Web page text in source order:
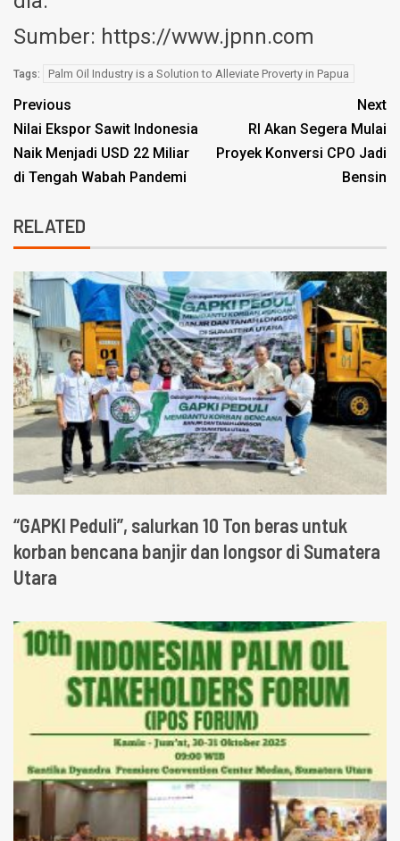
Sumber: https://www.jpnn.com
Tags: Palm Oil Industry is a Solution to Alleviate Proverty in Papua
Previous
Nilai Ekspor Sawit Indonesia
Naik Menjadi USD 22 Miliar
di Tengah Wabah Pandemi
Next
RI Akan Segera Mulai
Proyek Konversi CPO Jadi
Bensin
RELATED
“GAPKI Peduli”, salurkan 10 Ton beras untuk
korban bencana banjir dan longsor di Sumatera
Utara